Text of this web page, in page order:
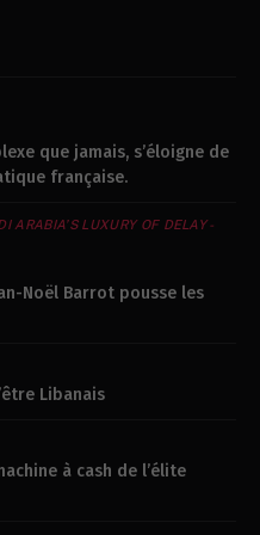
que jamais, s’éloigne de
française.
ARABIA’S LUXURY OF DELAY -
Noël Barrot pousse les
Libanais
à cash de l’élite